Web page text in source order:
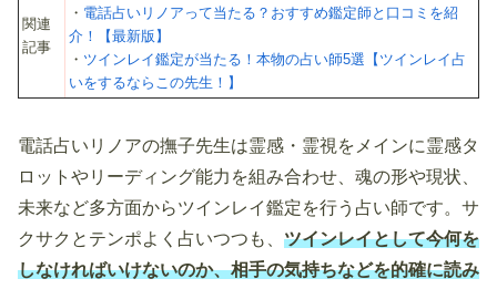
関連
記事
・ 電話占いリノアって当たる？おすすめ鑑定師と口コミを紹
介！【最新版】
・ ツインレイ鑑定が当たる！本物の占い師5選【ツインレイ占
いをするならこの先生！】
電話占いリノアの撫子先生は霊感・霊視をメインに霊感タ
ロットやリーディング能力を組み合わせ、魂の形や現状、
未来など多方面からツインレイ鑑定を行う占い師です。サ
クサクとテンポよく占いつつも、 ツインレイとして今何を
しなければいけないのか、相手の気持ちなどを的確に読み